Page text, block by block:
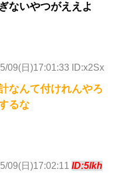
ないやつがええよ
09(日)17:01:33 ID:x2Sx
なんて付けれんやろ
るな
09(日)17:02:11 ID:5lkh